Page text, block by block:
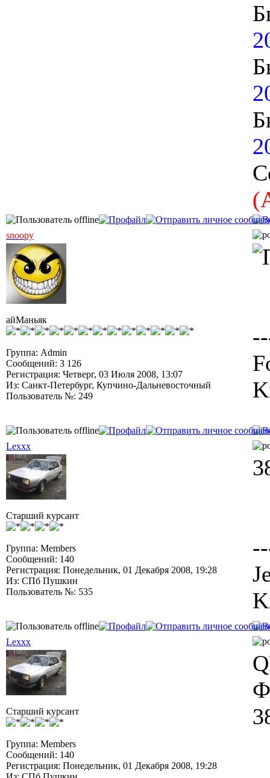
snoopy
айМаньяк
Группа: Admin
Сообщений: 3 126
Регистрация: Четверг, 03 Июля 2008, 13:07
Из: Санкт-Петербург, Купчино-Дальневосточный
Пользователь №: 249
Lexxx
Старший курсант
Группа: Members
Сообщений: 140
Регистрация: Понедельник, 01 Декабря 2008, 19:28
Из: СПб Пушкин
Пользователь №: 535
Lexxx
Старший курсант
Группа: Members
Сообщений: 140
Регистрация: Понедельник, 01 Декабря 2008, 19:28